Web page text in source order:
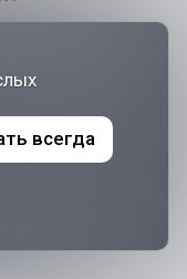
всегда